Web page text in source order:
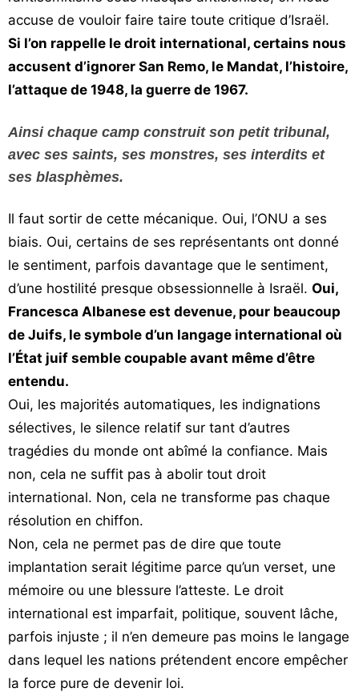
accuse de vouloir faire taire toute critique d’Israël.
Si l’on rappelle le droit international, certains nous
accusent d’ignorer San Remo, le Mandat, l’histoire,
l’attaque de 1948, la guerre de 1967.
Ainsi chaque camp construit son petit tribunal,
avec ses saints, ses monstres, ses interdits et
ses blasphèmes.
Il faut sortir de cette mécanique. Oui, l’ONU a ses
biais. Oui, certains de ses représentants ont donné
le sentiment, parfois davantage que le sentiment,
d’une hostilité presque obsessionnelle à Israël. Oui,
Francesca Albanese est devenue, pour beaucoup
de Juifs, le symbole d’un langage international où
l’État juif semble coupable avant même d’être
entendu.
Oui, les majorités automatiques, les indignations
sélectives, le silence relatif sur tant d’autres
tragédies du monde ont abîmé la confiance. Mais
non, cela ne suffit pas à abolir tout droit
international. Non, cela ne transforme pas chaque
résolution en chiffon.
Non, cela ne permet pas de dire que toute
implantation serait légitime parce qu’un verset, une
mémoire ou une blessure l’atteste. Le droit
international est imparfait, politique, souvent lâche,
parfois injuste ; il n’en demeure pas moins le langage
dans lequel les nations prétendent encore empêcher
la force pure de devenir loi.